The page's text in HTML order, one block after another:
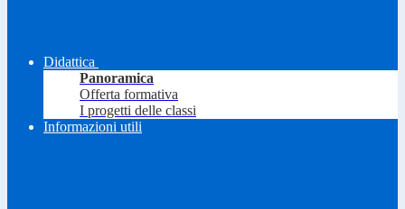
Didattica
Panoramica
Offerta formativa
I progetti delle classi
Informazioni utili